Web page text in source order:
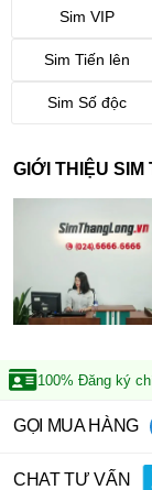
Sim VIP
Sim Tiến lên
Sim Số độc
GIỚI THIỆU SIM
100% Đăng ký
GỌI MUA HÀNG
CHAT TƯ VẤN